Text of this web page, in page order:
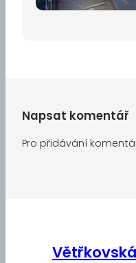
Napsat komentář
Pro přidávání